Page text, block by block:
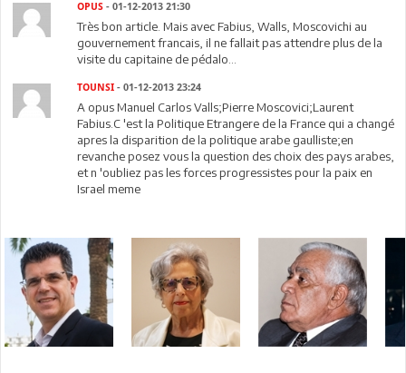
OPUS - 01-12-2013 21:30
Très bon article. Mais avec Fabius, Walls, Moscovichi au
gouvernement francais, il ne fallait pas attendre plus de la
visite du capitaine de pédalo...
TOUNSI - 01-12-2013 23:24
A opus Manuel Carlos Valls;Pierre Moscovici;Laurent
Fabius.C 'est la Politique Etrangere de la France qui a changé
apres la disparition de la politique arabe gaulliste;en
revanche posez vous la question des choix des pays arabes,
et n 'oubliez pas les forces progressistes pour la paix en
Israel meme